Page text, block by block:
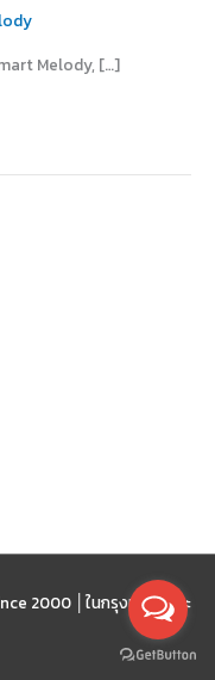
Melody, […]
2000 │ ในกรุงเทพฯ และ